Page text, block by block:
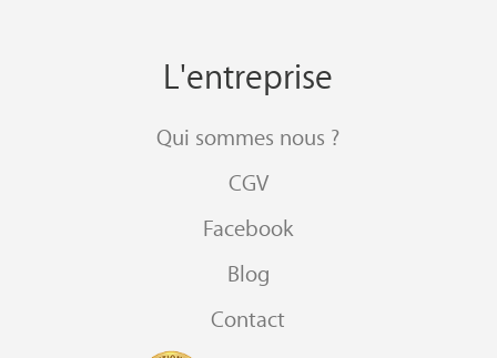
L'entreprise
Qui sommes nous ?
CGV
Facebook
Blog
Contact